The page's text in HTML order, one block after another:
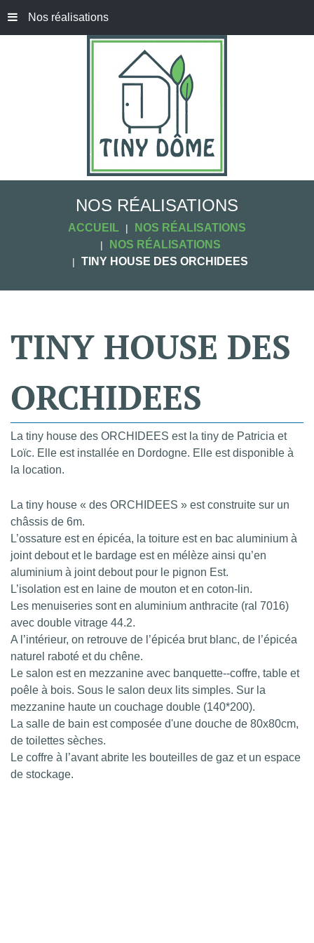
Nos réalisations
NOS RÉALISATIONS
ACCUEIL
NOS RÉALISATIONS
NOS RÉALISATIONS
TINY HOUSE DES ORCHIDEES
TINY HOUSE DES
ORCHIDEES
La tiny house des ORCHIDEES est la tiny de Patricia et
Loïc. Elle est installée en Dordogne. Elle est disponible à
la location.
La tiny house « des ORCHIDEES » est construite sur un
châssis de 6m.
L’ossature est en épicéa, la toiture est en bac aluminium à
joint debout et le bardage est en mélèze ainsi qu’en
aluminium à joint debout pour le pignon Est.
L’isolation est en laine de mouton et en coton-lin.
Les menuiseries sont en aluminium anthracite (ral 7016)
avec double vitrage 44.2.
A l’intérieur, on retrouve de l’épicéa brut blanc, de l’épicéa
naturel raboté et du chêne.
Le salon est en mezzanine avec banquette--coffre, table et
poêle à bois. Sous le salon deux lits simples. Sur la
mezzanine haute un couchage double (140*200).
La salle de bain est composée d'une douche de 80x80cm,
de toilettes sèches.
Le coffre à l’avant abrite les bouteilles de gaz et un espace
de stockage.